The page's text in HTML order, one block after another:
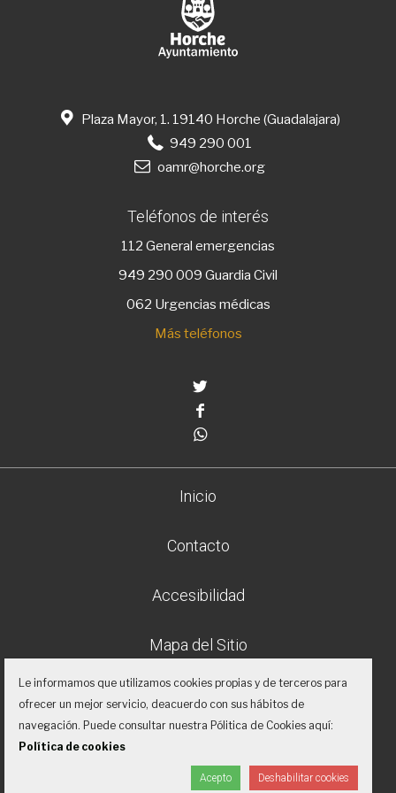
Plaza Mayor, 1. 19140 Horche (Guadalajara)
949 290 001
oamr@horche.org
Teléfonos de interés
112 General emergencias
949 290 009 Guardia Civil
062 Urgencias médicas
Más teléfonos
Inicio
Contacto
Accesibilidad
Mapa del Sitio
Aviso legal
Política de privacidad
Proyecto desarrollado por
Le informamos que utilizamos cookies propias y de terceros para
ofrecer un mejor servicio, deacuerdo con sus hábitos de
navegación. Puede consultar nuestra Pólitica de Cookies aquí:
Política de cookies
Acepto Deshabilitar cookies